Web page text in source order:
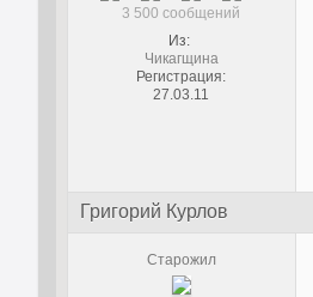
3 500 сообщений
Из:
Чикагщина
Регистрация:
27.03.11
Григорий Курлов
Старожил